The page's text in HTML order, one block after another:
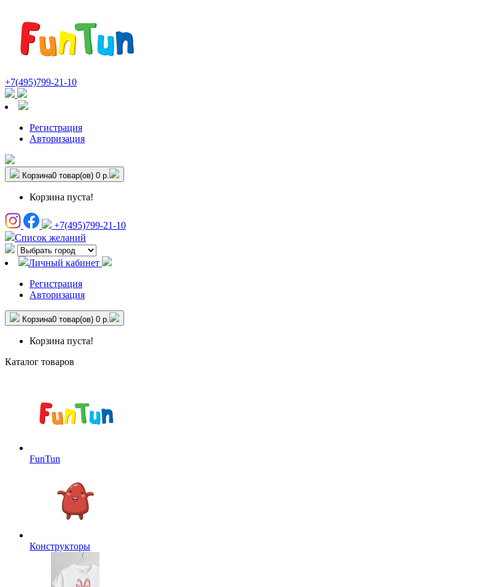
+7(495)799-21-10
Регистрация
Авторизация
Корзина0 товар(ов) 0 р.
Корзина пуста!
+7(495)799-21-10
Список желаний
Личный кабинет
Регистрация
Авторизация
Корзина0 товар(ов) 0 р.
Корзина пуста!
Каталог товаров
FunTun
Конструкторы